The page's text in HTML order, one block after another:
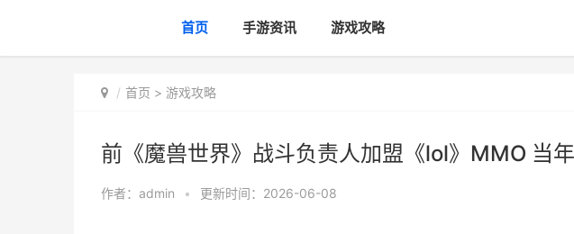
首页 手游资讯 游戏攻略
首页 > 游戏攻略
前《魔兽世界》战斗负责人加盟《lol》MMO 当
作者： admin • 更新时间：2026-06-08